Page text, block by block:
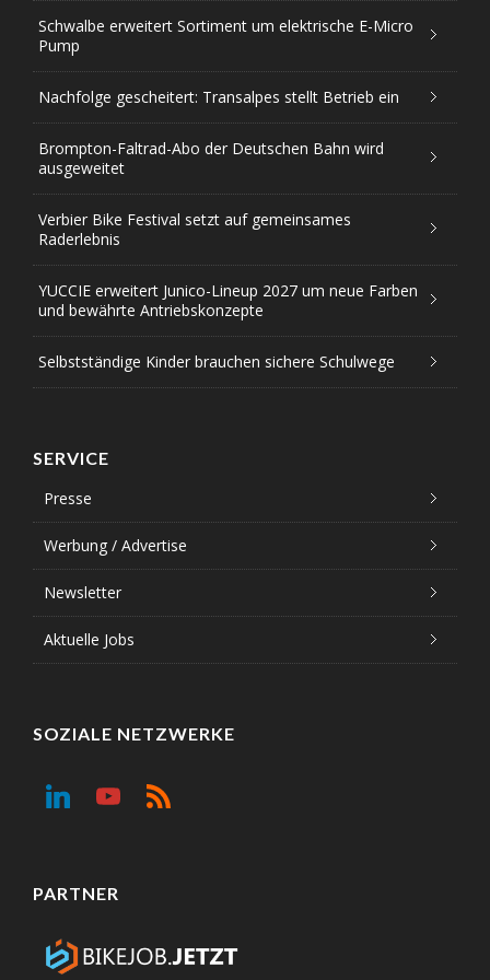
Schwalbe erweitert Sortiment um elektrische E-Micro
Pump
Nachfolge gescheitert: Transalpes stellt Betrieb ein
Brompton-Faltrad-Abo der Deutschen Bahn wird
ausgeweitet
Verbier Bike Festival setzt auf gemeinsames
Raderlebnis
YUCCIE erweitert Junico-Lineup 2027 um neue Farben
und bewährte Antriebskonzepte
Selbstständige Kinder brauchen sichere Schulwege
SERVICE
Presse
Werbung / Advertise
Newsletter
Aktuelle Jobs
SOZIALE NETZWERKE
PARTNER